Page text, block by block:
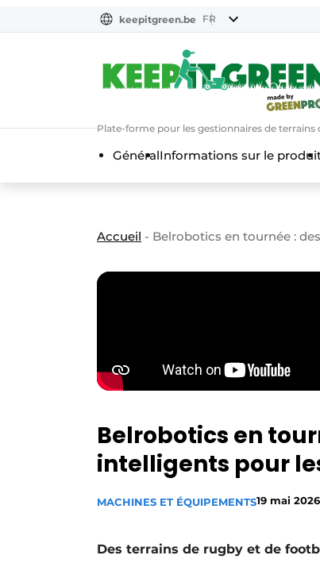
keepitgreen.be FR
Plate-forme pour les gestionnaires de terrains
GénéralInformations sur le
Accueil - Belrobotics en tournée :
Belrobotics en
intelligents pour
MACHINES ET ÉQUIPEMENTS19 mai 2026
Des terrains de rugby et de